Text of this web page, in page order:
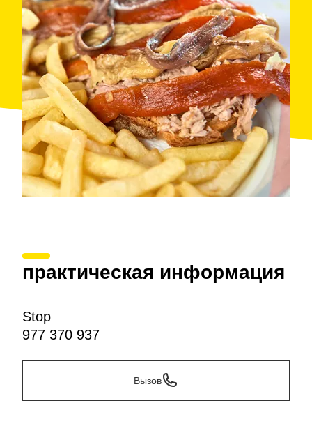
практическая информация
Stop
977 370 937
Вызов